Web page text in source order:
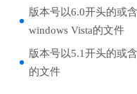
版本号以6.0开头的或
windows Vista的文件
版本号以5.1开头的或
的文件